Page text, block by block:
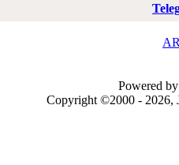
Powered
Copyright ©2000 - 2026,